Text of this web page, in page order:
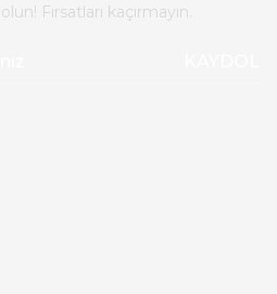
Fırsatları kaçırmayın.